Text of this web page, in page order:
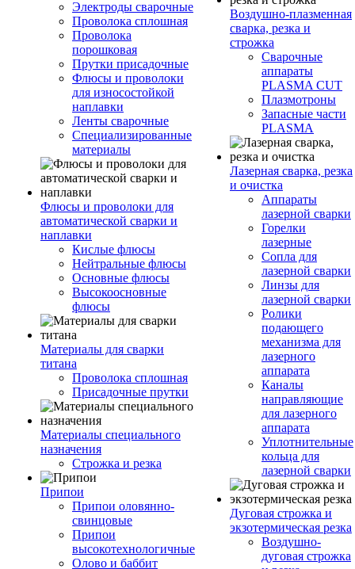
Электроды сварочные
Проволока сплошная
Проволока
порошковая
Прутки присадочные
Флюсы и проволоки
для износостойкой
наплавки
Ленты сварочные
Специализированные
материалы
Флюсы и проволоки для
автоматической сварки и
наплавки
Кислые флюсы
Нейтральные флюсы
Основные флюсы
Высокоосновные
флюсы
Материалы для сварки
титана
Проволока сплошная
Присадочные прутки
Материалы специального
назначения
Строжка и резка
Припои
Припои оловянно-
свинцовые
Припои
высокотехнологичные
Олово и баббит
Воздушно-плазменная
сварка, резка и
строжка
Сварочные
аппараты
PLASMA CUT
Плазмотроны
Запасные части
PLASMA
Лазерная сварка, резка
и очистка
Аппараты
лазерной сварки
Горелки
лазерные
Сопла для
лазерной сварки
Линзы для
лазерной сварки
Ролики
подающего
механизма для
лазерного
аппарата
Каналы
направляющие
для лазерного
аппарата
Уплотнительные
кольца для
лазерной сварки
Дуговая строжка и
экзотермическая резка
Воздушно-
дуговая строжка